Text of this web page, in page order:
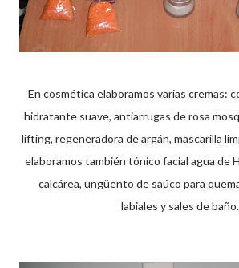
En cosmética elaboramos varias cremas:
hidratante suave, antiarrugas de rosa
lifting, regeneradora de argán, mascarilla
elaboramos también tónico facial agua de
calcárea, ungüento de saúco para
labiales y sales de baño.